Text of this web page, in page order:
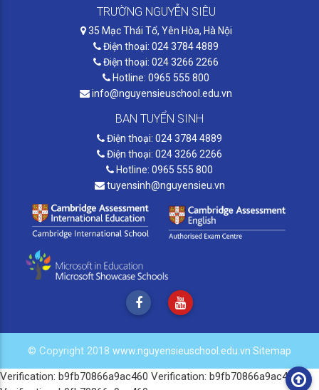
TRƯỜNG NGUYỄN SIÊU
35 Mạc Thái Tổ, Yên Hòa, Hà Nội
Điện thoại: 024 3784 4889
Điện thoại: 024 3266 2266
Hotline: 0965 555 800
info@nguyensieuschool.edu.vn
BAN TUYỂN SINH
Điện thoại: 024 3784 4889
Điện thoại: 024 3266 2266
Hotline: 0965 555 800
tuyensinh@nguyensieu.vn
© Copyright 2018 www.nguyensieuschool.edu.vn Sitemap
Verification: b9fb70866a9ac460 Verification: b9fb70866a9ac460